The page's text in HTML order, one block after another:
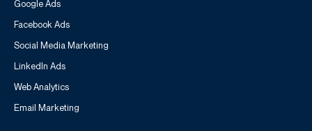
Google Ads
Facebook Ads
Social Media Marketing
LinkedIn Ads
Web Analytics
Email Marketing